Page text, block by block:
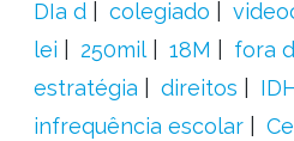
DIa d
colegiado
lei
250mil 18M
fora
estratégia
direitos
infrequência escolar